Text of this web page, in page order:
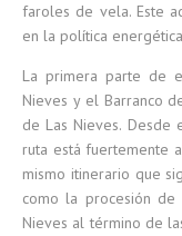
faroles de vela. Este
en la política
La primera parte de
Nieves y el Barranco
de Las Nieves. Desde
ruta está fuertemente
mismo itinerario que
como la procesión
Nieves al término de